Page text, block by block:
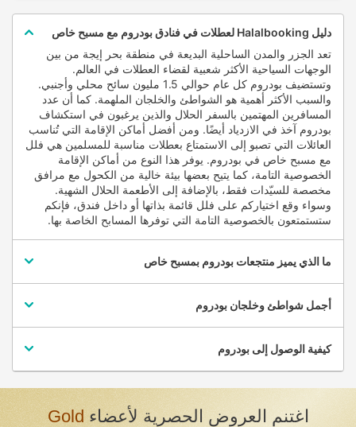
دليل Halalbooking لعطلات في فنادق بودروم مع مسبح خاص
تعد الجزر والمدن الساحلية البديعة في منطقة بحر إيجة من بين
الوجهات السياحية الأكثر شعبية لقضاء العطلات في العالم.
وتستضيف بودروم كل عام حوالي 1.5 مليون سائح محلي وأجنبي.
والسبب الأكثر أهمية هو الشواطئ والخلجان الملهمة. كما أن عدد
المسافرين المهتمين بالسفر الحلال والذين يرغبون في استكشاف
بودروم آخذ في الازدياد أيضًا. ومن أفضل أماكن الإقامة التي تُناسب
العائلات التي تصبو إلى الاستمتاع بعطلات مناسبة للمسلمين هي فلل
مع مسبح خاص في بودروم. يوفر هذا النوع من أماكن الإقامة
الخصوصية التامة، كما يتيح بعضها بيئة خالية من الكحول مع مرافق
مخصصة للسيّدات فقط، بالإضافة إلى الأطعمة الحلال الشهية.
وسواء وقع اختياركم على فلل قائمة بذاتها أو داخل فندق، فإنكم
ستستمتعون بالخصوصية التامة التي توفرها المسابح الخاصة بها.
ما الذي يميز منتجعات بودروم بمسبح خاص
أجمل شواطئ وخلجان بودروم
كيفية الوصول إلى بودروم
اغتنم العروض الحصرية لأعضاءGold